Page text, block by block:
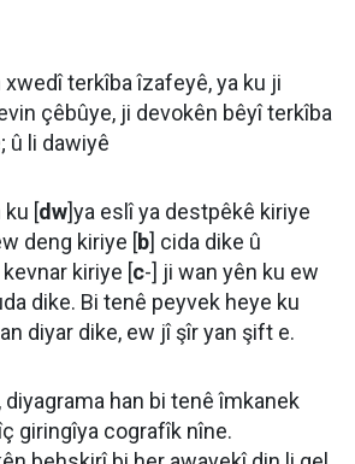
terkîba îzafeyê, ya ku ji
çêbûye, ji devokên bêyî terkîba
û li dawiyê
ku [dw]ya eslî ya destpêkê kiriye
deng kiriye [b] cida dike û
kevnar kiriye [c-] ji wan yên ku ew
dike. Bi tenê peyvek heye ku
diyar dike, ew jî şîr yan şift e.
han bi tenê îmkanek
giringîya cografîk nîne.